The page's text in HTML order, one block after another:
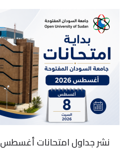
نشر جداول امتحانات أغسطس 2026م